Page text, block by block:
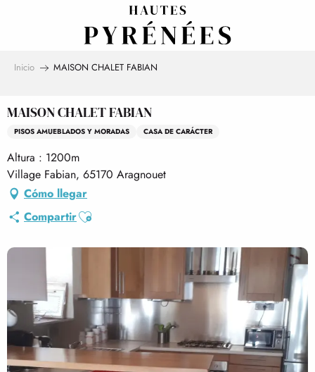
Inicio MAISON CHALET FABIAN
MAISON CHALET FABIAN
PISOS AMUEBLADOS Y MORADAS CASA DE CARÁCTER
Altura : 1200m
Village Fabian, 65170 Aragnouet
Cómo llegar
CompartirAjouter aux favoris